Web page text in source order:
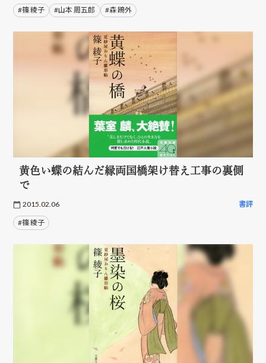
#篠 綾子 #山本 周五郎 #森 鴎外
黄色い蝶の結んだ縁両国橋架け替え工事の裏側
で
2015.02.06 書評
#篠 綾子